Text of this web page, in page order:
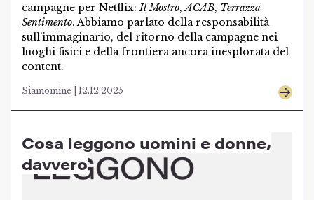
campagne per Netflix:Il Mostro,ACAB, Terrazza
Sentimento. Abbiamo parlato della responsabilità
sull’immaginario, del ritorno della campagne nei
luoghi fisici e della frontiera ancora inesplorata del
content.
Siamomine | 12.12.2025
Cosa leggono uomini e donne,
davvero